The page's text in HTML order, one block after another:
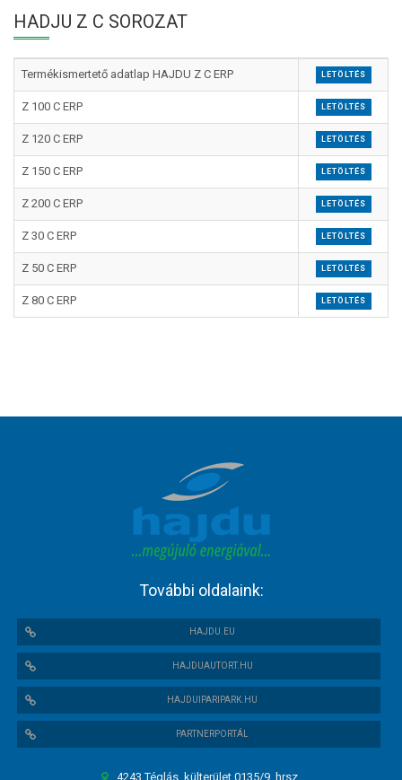
HADJU Z C SOROZAT
Termékismertető adatlap HAJDU Z C ERP LETÖLTÉS
Z 100 C ERP LETÖLTÉS
Z 120 C ERP LETÖLTÉS
Z 150 C ERP LETÖLTÉS
Z 200 C ERP LETÖLTÉS
Z 30 C ERP LETÖLTÉS
Z 50 C ERP LETÖLTÉS
Z 80 C ERP LETÖLTÉS
További oldalaink:
HAJDU.EU
HAJDUAUTORT.HU
HAJDUIPARIPARK.HU
PARTNERPORTÁL
4243 Téglás, külterület 0135/9. hrsz.